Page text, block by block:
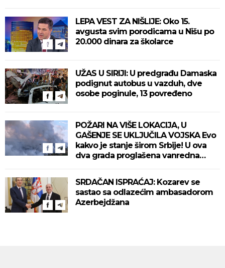
LEPA VEST ZA NIŠLIJE: Oko 15.
avgusta svim porodicama u Nišu po
20.000 dinara za školarce
UŽAS U SIRIJI: U predgrađu Damaska
podignut autobus u vazduh, dve
osobe poginule, 13 povređeno
POŽARI NA VIŠE LOKACIJA, U
GAŠENJE SE UKLJUČILA VOJSKA Evo
kakvo je stanje širom Srbije! U ova
dva grada proglašena vanredna
SRDAČAN ISPRAĆAJ: Kozarev se
sastao sa odlazećim ambasadorom
Azerbejdžana